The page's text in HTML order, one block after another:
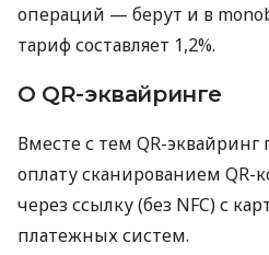
операций — берут и в
тариф составляет 1,2%.
О QR-эквайринге
Вместе с тем QR-
оплату сканированием
через ссылку (без NFC) с
платежных систем.